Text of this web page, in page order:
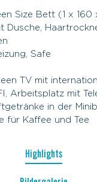
Size Bett (1 x
Dusche,
Safe
TV mit
Arbeitsplatz mit
in der
für Kaffee und Tee
Highlights